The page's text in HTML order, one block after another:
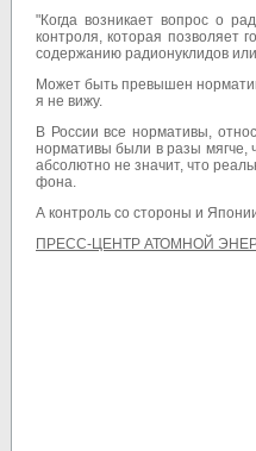
"Когда возникает вопрос о
контроля, которая позволяет
содержанию радионуклидов
Может быть превышен
я не вижу.
В России все нормативы,
нормативы были в разы мягче,
абсолютно не значит, что
фона.
А контроль со стороны и
ПРЕСС-ЦЕНТР АТОМНОЙ